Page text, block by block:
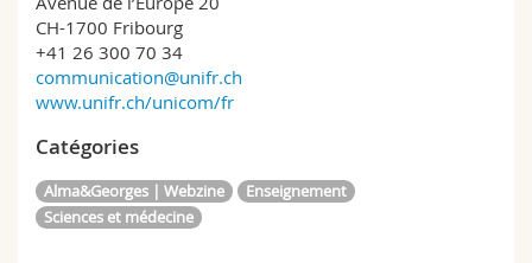
CH-1700 Fribourg
+41 26 300 70 34
communication@unifr.ch
www.unifr.ch/unicom/fr
Catégories
Alma&Georges | Webzine
Enseignement
Sciences et médecine